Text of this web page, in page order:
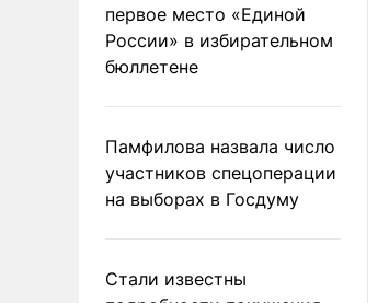
первое место «Единой
России» в избирательном
бюллетене
Памфилова назвала число
участников спецоперации
на выборах в Госдуму
Стали известны